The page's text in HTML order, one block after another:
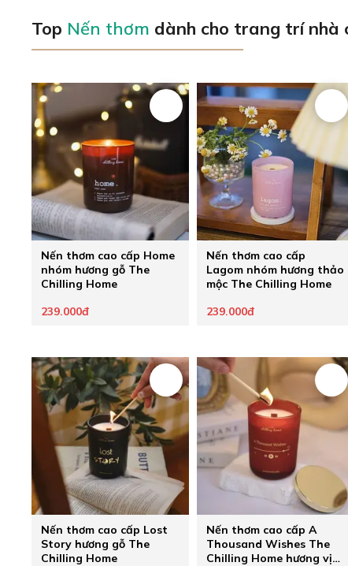
Top Nến thơm dành cho trang trí nhà
Nến thơm cao cấp Home
nhóm hương gỗ The
Chilling Home
239.000đ
Nến thơm cao cấp
Lagom nhóm hương thảo
mộc The Chilling Home
239.000đ
Nến thơm cao cấp Lost
Story hương gỗ The
Chilling Home
Nến thơm cao cấp A
Thousand Wishes The
Chilling Home hương vị